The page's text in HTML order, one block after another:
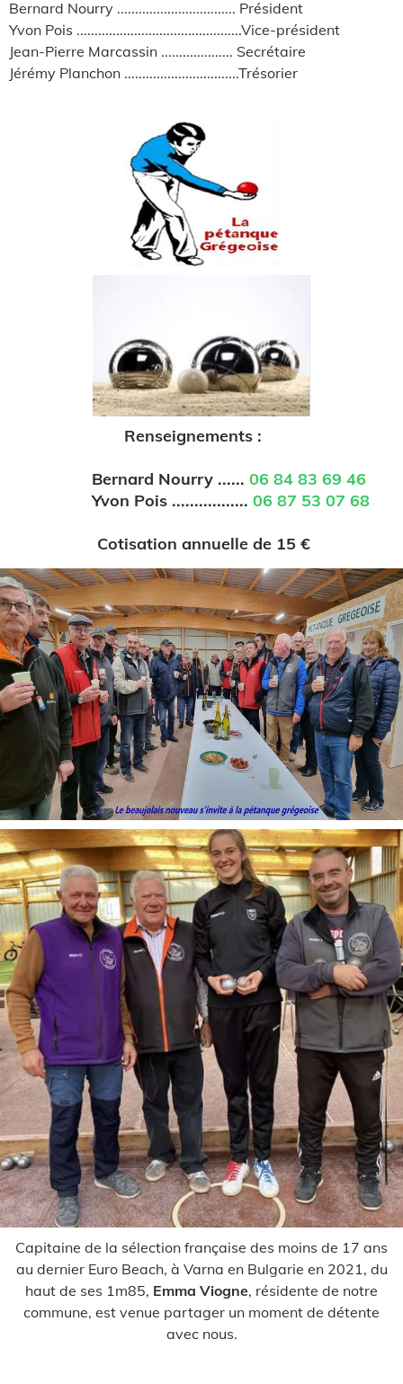
Bernard Nourry ................................. Président
Yvon Pois ..............................................Vice-président
Jean-Pierre Marcassin .................... Secrétaire
Jérémy Planchon ................................Trésorier
Renseignements :
Bernard Nourry ...... 06 84 83 69 46
Yvon Pois ................. 06 87 53 07 68
Cotisation annuelle de 15 €
Capitaine de la sélection française des moins de 17 ans
au dernier Euro Beach, à Varna en Bulgarie en 2021, du
haut de ses 1m85, Emma Viogne, résidente de notre
commune, est venue partager un moment de détente
avec nous.